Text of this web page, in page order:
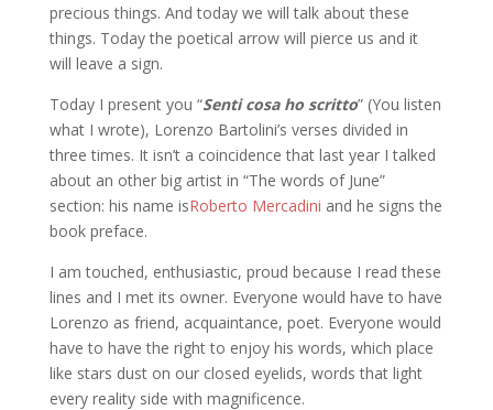
precious things. And today we will talk about these
things. Today the poetical arrow will pierce us and it
will leave a sign.
Today I present you “Senti cosa ho scritto” (You listen
what I wrote), Lorenzo Bartolini’s verses divided in
three times. It isn’t a coincidence that last year I talked
about an other big artist in “The words of June”
section: his name isRoberto Mercadini and he signs the
book preface.
I am touched, enthusiastic, proud because I read these
lines and I met its owner. Everyone would have to have
Lorenzo as friend, acquaintance, poet. Everyone would
have to have the right to enjoy his words, which place
like stars dust on our closed eyelids, words that light
every reality side with magnificence.